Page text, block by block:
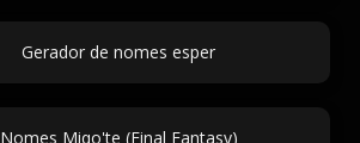
Gerador de nomes esper
Nomes Miqo'te (Final Fantasy)